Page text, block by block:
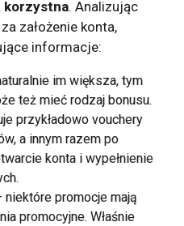
korzystna. Analizując
założenie konta,
informacje:
im większa, tym
też mieć rodzaj bonusu.
przykładowo vouchery
a innym razem po
konta i wypełnienie
niektóre promocje mają
promocyjne. Właśnie